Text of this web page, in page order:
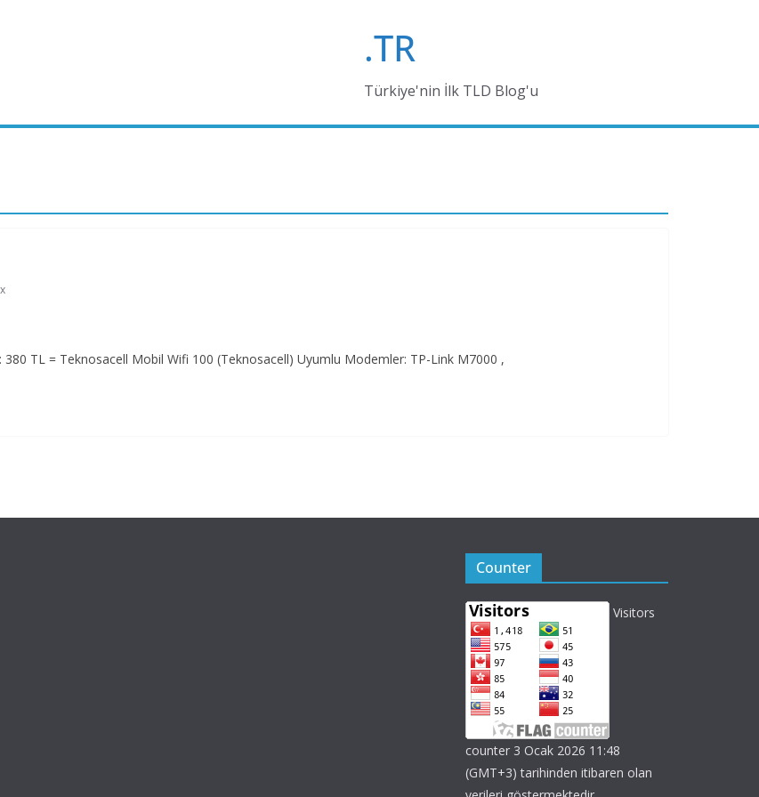
.TR
Türkiye'nin İlk TLD Blog'u
TL = Teknosacell Mobil Wifi 100 (Teknosacell) Uyumlu Modemler: TP-Link M7000 ,
Counter
Visitors
counter 3 Ocak 2026 11:48
(GMT+3) tarihinden itibaren olan